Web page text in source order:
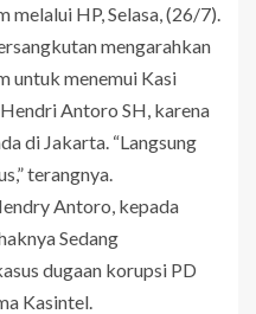
HP, Selasa, (26/7).
mengarahkan
untuk menemui Kasi
Antoro SH, karena
di Jakarta. “Langsung
terangnya.
Antoro, kepada
Sedang
dugaan korupsi PD
Kasintel.